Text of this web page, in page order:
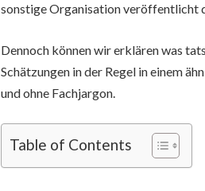
sonstige Organisation veröffentlicht
Dennoch können wir erklären was
Schätzungen in der Regel in einem
und ohne Fachjargon.
Table of Contents